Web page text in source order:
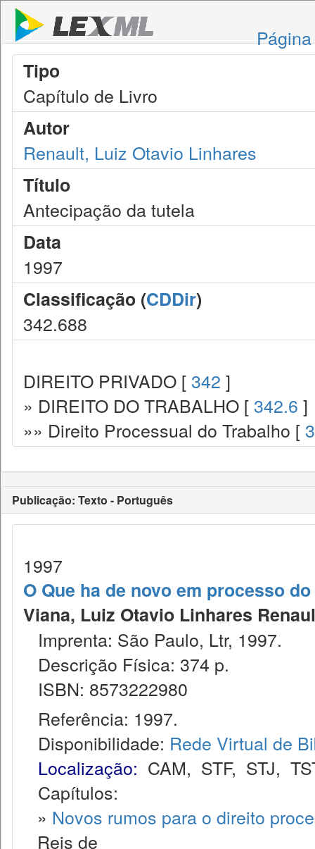
Tipo
Capítulo de Livro
Autor
Renault, Luiz Otavio Linhares
Título
Antecipação da tutela
Data
1997
Classificação (CDDir)
342.688
DIREITO PRIVADO [ 342 ]
» DIREITO DO TRABALHO [ 342.6 ]
»» Direito Processual do Trabalho [
Publicação: Texto - Português
1997
O Que ha de novo em processo
Viana, Luiz Otavio Linhares
Imprenta: São Paulo, Ltr, 1997.
Descrição Física: 374 p.
ISBN: 8573222980
Referência: 1997.
Disponibilidade: Rede Virtual de
Localização: CAM, STF, STJ,
Capítulos:
» Novos rumos para o direito
Reis de